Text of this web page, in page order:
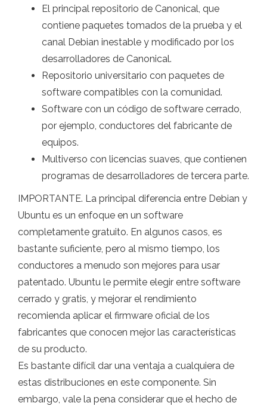
El principal repositorio de Canonical, que
contiene paquetes tomados de la prueba y el
canal Debian inestable y modificado por los
desarrolladores de Canonical.
Repositorio universitario con paquetes de
software compatibles con la comunidad.
Software con un código de software cerrado,
por ejemplo, conductores del fabricante de
equipos.
Multiverso con licencias suaves, que contienen
programas de desarrolladores de tercera parte.
IMPORTANTE. La principal diferencia entre Debian y
Ubuntu es un enfoque en un software
completamente gratuito. En algunos casos, es
bastante suficiente, pero al mismo tiempo, los
conductores a menudo son mejores para usar
patentado. Ubuntu le permite elegir entre software
cerrado y gratis, y mejorar el rendimiento
recomienda aplicar el firmware oficial de los
fabricantes que conocen mejor las características
de su producto.
Es bastante difícil dar una ventaja a cualquiera de
estas distribuciones en este componente. Sin
embargo, vale la pena considerar que el hecho de